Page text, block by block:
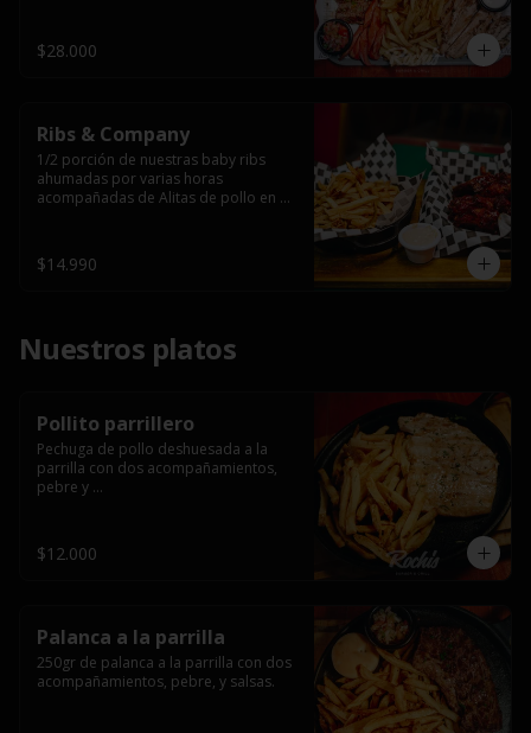
$28.000
Ribs & Company
1/2 porción de nuestras baby ribs
ahumadas por varias horas
acompañadas de Alitas de pollo en
$14.990
Nuestros platos
Pollito parrillero
Pechuga de pollo deshuesada a la
parrilla con dos acompañamientos,
pebre y
$12.000
Palanca a la parrilla
250gr de palanca a la parrilla con dos
acompañamientos, pebre, y salsas.